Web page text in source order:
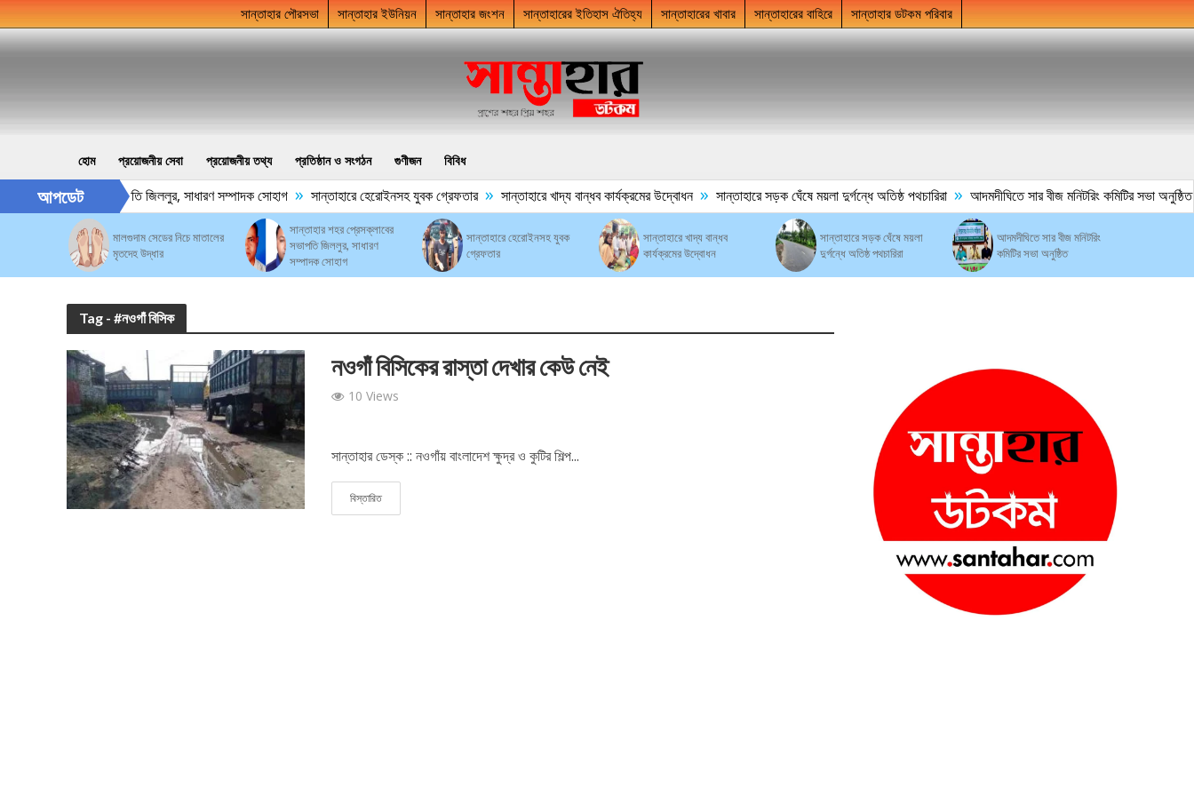
সান্তাহার পৌরসভা সান্তাহার ইউনিয়ন সান্তাহার জংশন সান্তাহারের ইতিহাস ঐতিহ্য সান্তাহারের খাবার সান্তাহারের বাহিরে সান্তাহার ডটকম পরিবার
হোম প্রয়োজনীয় সেবা প্রয়োজনীয় তথ্য প্রতিষ্ঠান ও সংগঠন গুণীজন বিবিধ
আপডেট
শহর প্রেসক্লাবের সভাপতি জিললুর, সাধারণ সম্পাদক সোহাগ » সান্তাহারে হেরোইনসহ যুবক গ্রেফতার » সান্তাহারে খাদ্য বান্ধব কার্যক্রমের উদ্বোধন » সান্তাহারে সড়ক ঘেঁষে ময়লা দুর্গন্ধে অতিষ্ঠ পথচারিরা » আদমদীঘিতে সার বীজ মনিটরিং কমিটির সভা অনুষ্ঠিত
মালগুদাম সেডের নিচে মাতালের
মৃতদেহ উদ্ধার
সান্তাহার শহর প্রেসক্লাবের
সভাপতি জিললুর, সাধারণ
সম্পাদক সোহাগ
সান্তাহারে হেরোইনসহ যুবক
গ্রেফতার
সান্তাহারে খাদ্য বান্ধব
কার্যক্রমের উদ্বোধন
সান্তাহারে সড়ক ঘেঁষে ময়লা
দুর্গন্ধে অতিষ্ঠ পথচারিরা
আদমদীঘিতে সার বীজ মনিটরিং
কমিটির সভা অনুষ্ঠিত
Tag - #নওগাঁ বিসিক
নওগাঁ বিসিকের রাস্তা দেখার কেউ নেই
10 Views
সান্তাহার ডেস্ক :: নওগাঁয় বাংলাদেশ ক্ষুদ্র ও কুটির শিল্প...
বিস্তারিত